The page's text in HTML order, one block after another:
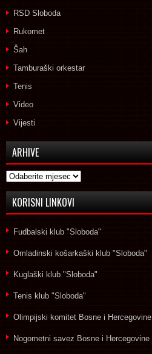
RSD Sloboda
Rukomet
Šah
Tamburaški orkestar
Tenis
Video
Vijesti
ARHIVE
Arhive
KORISNI LINKOVI
Fudbalski klub "Sloboda"
Omladinski košarkaški klub "Sloboda"
Kuglaški klub "Sloboda"
Tenis klub "Sloboda"
Olimpijski komitet Bosne i Hercegovine
Nogometni savez Bosne i Hercegovine